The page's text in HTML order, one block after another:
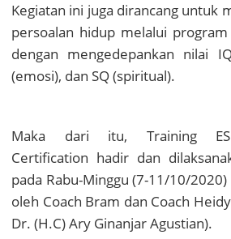
Kegiatan ini juga dirancang untuk
persoalan hidup melalui
dengan mengedepankan nilai
(emosi), dan SQ (spiritual).
Maka dari itu, Training
Certification hadir dan
pada Rabu-Minggu (7-11/10/
oleh Coach Bram dan Coach
Dr. (H.C) Ary Ginanjar Agustian).